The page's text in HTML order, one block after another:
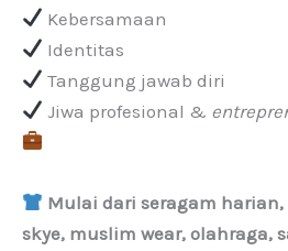
Kebersamaan
Identitas
Tanggung jawab diri
Jiwa profesional &
Mulai dari seragam
skye, muslim wear, olahraga,